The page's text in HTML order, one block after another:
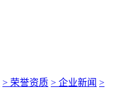
> 荣誉资质 > 企业新闻 >